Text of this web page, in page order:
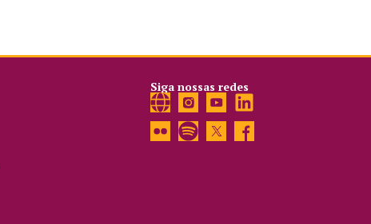
Siga nossas redes